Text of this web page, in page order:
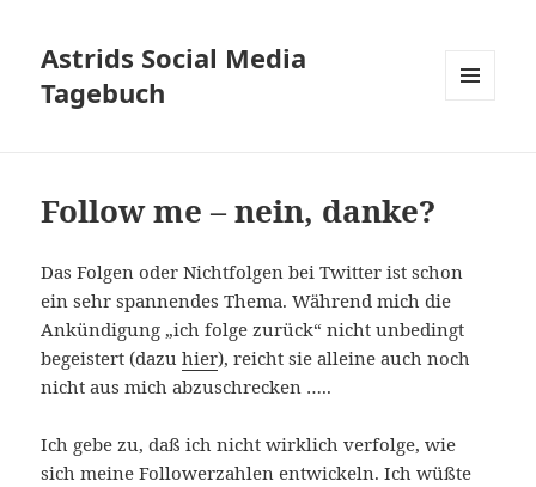
Astrids Social Media
Tagebuch
Follow me – nein, danke?
Das Folgen oder Nichtfolgen bei Twitter ist schon
ein sehr spannendes Thema. Während mich die
Ankündigung „ich folge zurück“ nicht unbedingt
begeistert (dazuhier), reicht sie alleine auch noch
nicht aus mich abzuschrecken …..
Ich gebe zu, daß ich nicht wirklich verfolge, wie
sich meine Followerzahlen entwickeln. Ich wüßte